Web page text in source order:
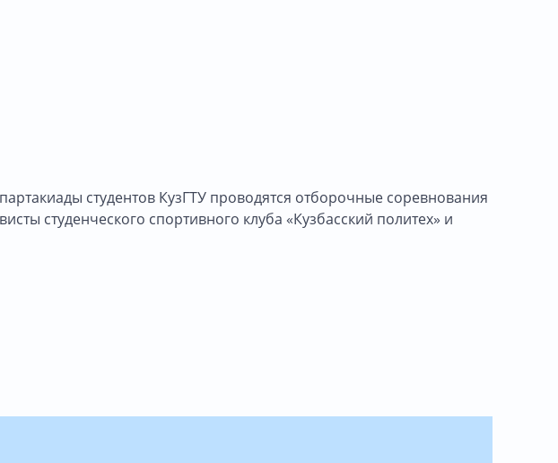
студентов КузГТУ проводятся отборочные соревнования
студенческого спортивного клуба «Кузбасский политех» и